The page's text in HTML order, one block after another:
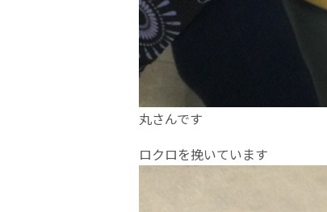
丸さんです
ロクロを挽いています